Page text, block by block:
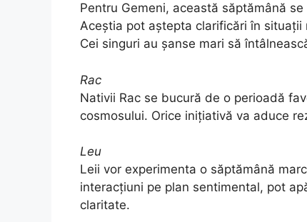
Pentru Gemeni, această săptămână
Aceștia pot aștepta clarificări în
Cei singuri au șanse mari să
Rac
Nativii Rac se bucură de o perioadă
cosmosului. Orice inițiativă va aduce
Leu
Leii vor experimenta o săptămână
interacțiuni pe plan sentimental, pot
claritate.